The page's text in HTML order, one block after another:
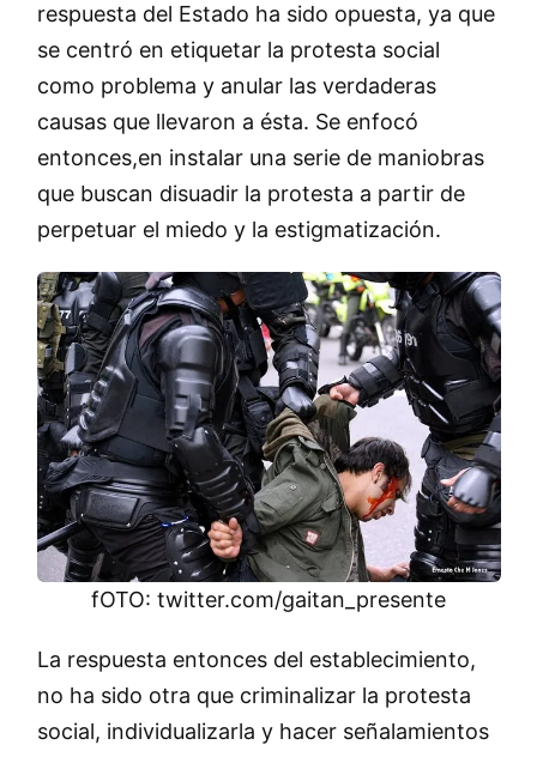
respuesta del Estado ha sido opuesta, ya que
se centró en etiquetar la protesta social
como problema y anular las verdaderas
causas que llevaron a ésta. Se enfocó
entonces,en instalar una serie de maniobras
que buscan disuadir la protesta a partir de
perpetuar el miedo y la estigmatización.
fOTO: twitter.com/gaitan_presente
La respuesta entonces del establecimiento,
no ha sido otra que criminalizar la protesta
social, individualizarla y hacer señalamientos